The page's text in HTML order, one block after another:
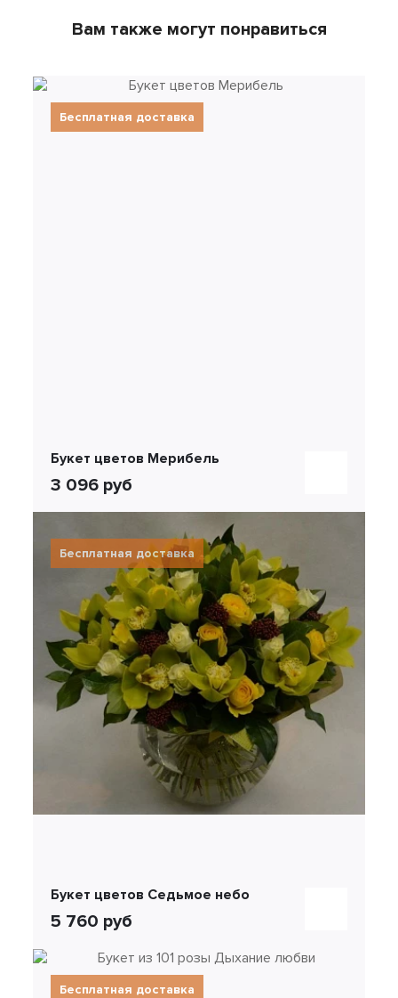
Вам также могут понравиться
Бесплатная доставка
Букет цветов Мерибель
3 096 руб
Бесплатная доставка
Букет цветов Седьмое небо
5 760 руб
Бесплатная доставка